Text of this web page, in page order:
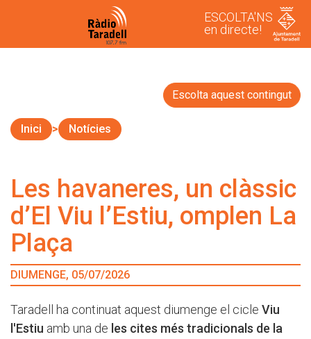
ESCOLTA'NS
en directe!
Escolta aquest contingut
Inici Notícies
Les havaneres, un clàssic
d’El Viu l’Estiu, omplen La
Plaça
DIUMENGE, 05/07/2026
Taradell ha continuat aquest diumenge el cicle Viu
l'Estiu amb una de les cites més tradicionals de la